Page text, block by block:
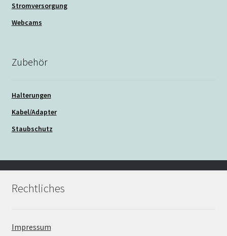
Stromversorgung
Webcams
Zubehör
Halterungen
Kabel/Adapter
Staubschutz
Rechtliches
Impressum